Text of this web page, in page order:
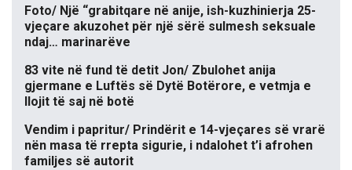
Foto/ Një “grabitqare në anije, ish-kuzhinierja 25-
vjeçare akuzohet për një sërë sulmesh seksuale
ndaj… marinarëve
83 vite në fund të detit Jon/ Zbulohet anija
gjermane e Luftës së Dytë Botërore, e vetmja e
llojit të saj në botë
Vendim i papritur/ Prindërit e 14-vjeçares së vrarë
nën masa të rrepta sigurie, i ndalohet t’i afrohen
familjes së autorit